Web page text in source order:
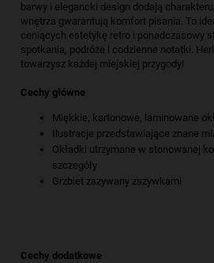
barwy i elegancki design dodają
wnętrza gwarantują komfort pisania. To
ceniących estetykę retro i ponadczasowy
spotkania, podróże i codzienne notatki.
towarzysz każdej miejskiej przygody!
Cechy główne
Miękkie, kartonowe, laminowane
Ilustracje przedstawiające znane
Okładki utrzymane w stonowanej
szczegóły
Grzbiet zszywany zszywkami
Cechy dodatkowe